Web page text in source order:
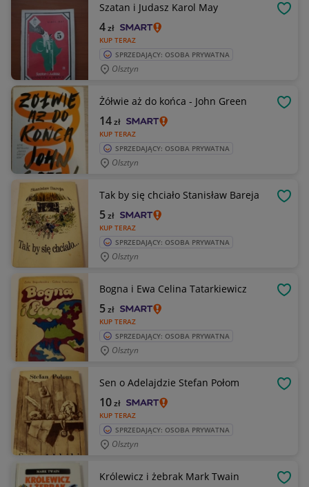
Szatan i Judasz Karol May
KUP TERAZ
4zł
SPRZEDAJĄCY: OSOBA PRYWATNA
Olsztyn
Żółwie aż do końca - John Green
KUP TERAZ
14zł
SPRZEDAJĄCY: OSOBA PRYWATNA
Olsztyn
Tak by się chciało Stanisław Bareja
KUP TERAZ
5zł
SPRZEDAJĄCY: OSOBA PRYWATNA
Olsztyn
Bogna i Ewa Celina Tatarkiewicz
KUP TERAZ
5zł
SPRZEDAJĄCY: OSOBA PRYWATNA
Olsztyn
Sen o Adelajdzie Stefan Połom
KUP TERAZ
10zł
SPRZEDAJĄCY: OSOBA PRYWATNA
Olsztyn
Królewicz i żebrak Mark Twain